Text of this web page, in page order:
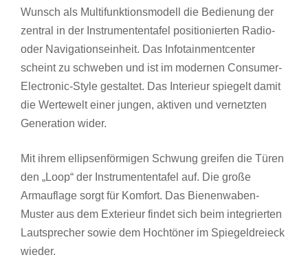
Wunsch als Multifunktionsmodell die Bedienung der
zentral in der Instrumententafel positionierten Radio-
oder Navigationseinheit. Das Infotainmentcenter
scheint zu schweben und ist im modernen Consumer-
Electronic-Style gestaltet. Das Interieur spiegelt damit
die Wertewelt einer jungen, aktiven und vernetzten
Generation wider.
Mit ihrem ellipsenförmigen Schwung greifen die Türen
den „Loop“ der Instrumententafel auf. Die große
Armauflage sorgt für Komfort. Das Bienenwaben-
Muster aus dem Exterieur findet sich beim integrierten
Lautsprecher sowie dem Hochtöner im Spiegeldreieck
wieder.